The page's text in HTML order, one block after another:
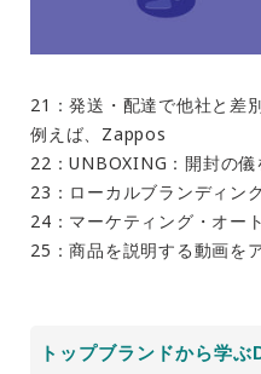
21：発送・配達で他社と差
例えば、Zappos
22：UNBOXING：開封の儀
23：ローカルブランディン
24：マーケティング・オー
25：商品を説明する動画を
トップブランドから学